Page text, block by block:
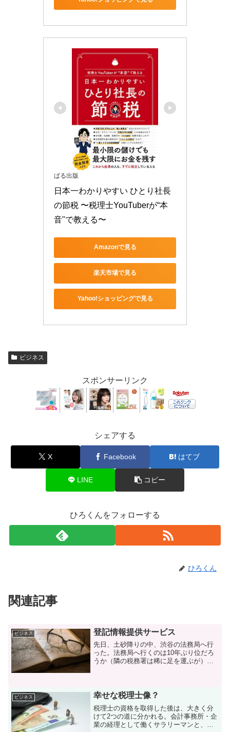
ぱる出版
日本一わかりやすい ひとり社長
の節税 〜税理士YouTuberが“本
音"で教える〜
Amazonで見る
楽天市場で見る
Yahoo!ショッピングで見る
ビジネス
スポンサーリンク
シェアする
X Facebook はてブ
LINE コピー
ひろくんをフォローする
ひろくん
関連記事
ビジネス 登記情報提供サービス
先日、土砂降りの中、渋谷の法務局へ行
った。法務局へ行くのは10年ぶり位だろ
うか（隣の税務署は稀に足を運ぶが）。
→窓口で内容確認・収入...
ビジネス 幸せな税理士像？
税理士の資格を取得した後は、大きく分
けて2つの道に分かれる。会計事務所・企
業の経理として働くサラリーマンと、独